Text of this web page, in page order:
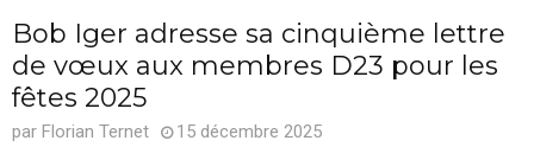
Bob Iger adresse sa cinquième lettre
de vœux aux membres D23 pour les
fêtes 2025
par Florian Ternet
15 décembre 2025